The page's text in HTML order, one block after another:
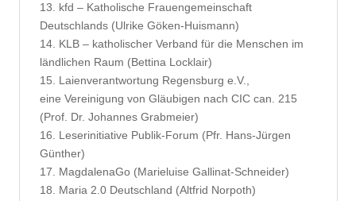
13. kfd – Katholische Frauengemeinschaft
Deutschlands (Ulrike Göken-Huismann)
14. KLB – katholischer Verband für die Menschen im
ländlichen Raum (Bettina Locklair)
15. Laienverantwortung Regensburg e.V.,
eine Vereinigung von Gläubigen nach CIC can. 215
(Prof. Dr. Johannes Grabmeier)
16. Leserinitiative Publik-Forum (Pfr. Hans-Jürgen
Günther)
17. MagdalenaGo (Marieluise Gallinat-Schneider)
18. Maria 2.0 Deutschland (Altfrid Norpoth)